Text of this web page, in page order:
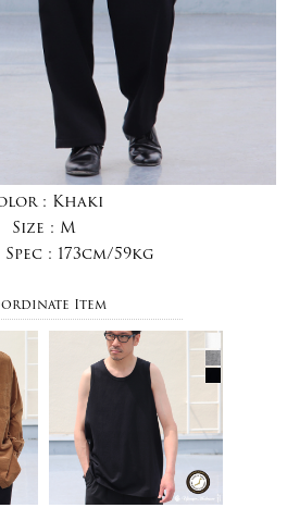
: Khaki
Size : M
: 173cm/59kg
Item